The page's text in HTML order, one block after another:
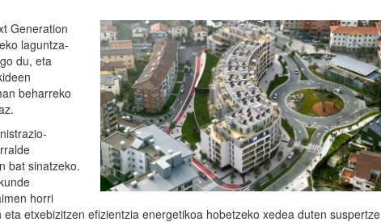
Generation
laguntza-
du, eta
beharreko
bat sinatzeko.
horri
etxebizitzen efizientzia energetikoa hobetzeko xedea duten suspertze